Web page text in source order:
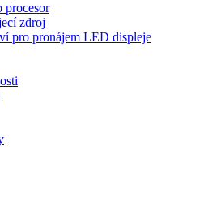
procesor
zdroj
pro pronájem LED displeje